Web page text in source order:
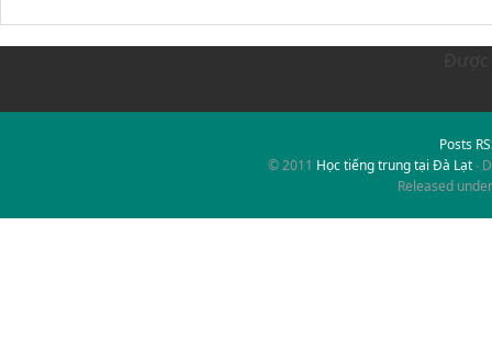
Posts
© 2011 Học tiếng trung tại Đà Lạt ∙
Released